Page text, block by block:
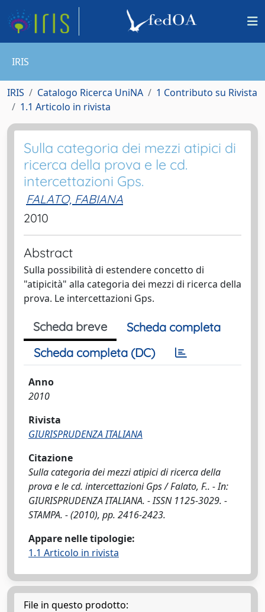
IRIS
IRIS Catalogo Ricerca UniNA
1 Contributo su Rivista
1.1 Articolo in rivista
Sulla categoria dei mezzi atipici di
ricerca della prova e le cd.
intercettazioni Gps.
FALATO, FABIANA
2010
Abstract
Sulla possibilità di estendere concetto di
"atipicità" alla categoria dei mezzi di ricerca della
prova. Le intercettazioni Gps.
Scheda breve
Scheda completa
Scheda completa (DC)
Anno
2010
Rivista
GIURISPRUDENZA ITALIANA
Citazione
Sulla categoria dei mezzi atipici di ricerca della
prova e le cd. intercettazioni Gps / Falato, F.. - In:
GIURISPRUDENZA ITALIANA. - ISSN 1125-3029. -
STAMPA. - (2010), pp. 2416-2423.
Appare nelle tipologie:
1.1 Articolo in rivista
File in questo prodotto: